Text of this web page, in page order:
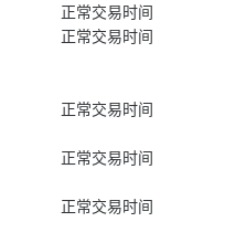
正常交易时间
正常交易时间
正常交易时间
正常交易时间
正常交易时间